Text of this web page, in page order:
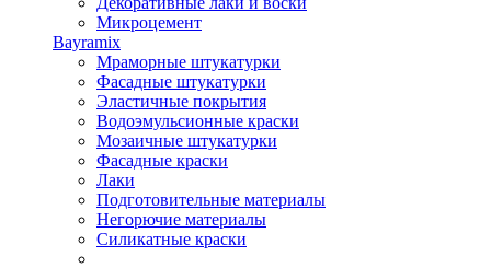
Микроцемент
Bayramix
Мраморные штукатурки
Фасадные штукатурки
Эластичные покрытия
Водоэмульсионные краски
Мозаичные штукатурки
Фасадные краски
Лаки
Подготовительные материалы
Негорючие материалы
Силикатные краски